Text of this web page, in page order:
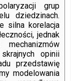
grup
dziedzinach.
silna korelacja
jednak
opinii
przedstawię
modelowania